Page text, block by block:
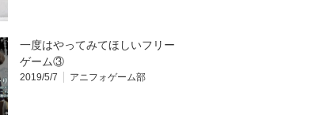
一度はやってみてほしいフリー
ゲーム③
2019/5/7 アニフォゲーム部